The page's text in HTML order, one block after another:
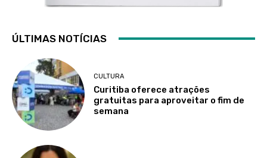
ÚLTIMAS NOTÍCIAS
CULTURA
Curitiba oferece atrações
gratuitas para aproveitar o fim de
semana